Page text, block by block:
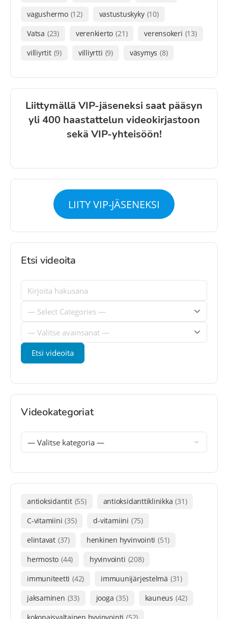
vagushermo (12) vastustuskyky (10)
Vatsa (23) verenkierto (21) verensokeri (13)
villiyrtit (9) villiyrtti (9) väsymys (8)
Liittymällä VIP-jäseneksi saat pääsyn
yli 400 haastattelun videokirjastoon
sekä VIP-yhteisöön!
LIITY VIP-JÄSENEKSI
Etsi videoita
Videokategoriat
antioksidantit (55) antioksidanttiklinikka (31)
C-vitamiini (35) d-vitamiini (75)
elintavat (37) henkinen hyvinvointi (51)
hermosto (44) hyvinvointi (208)
immuniteetti (42) immuunijärjestelmä (31)
jaksaminen (33) jooga (35) kauneus (42)